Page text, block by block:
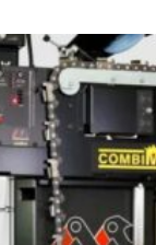
Samtidigt